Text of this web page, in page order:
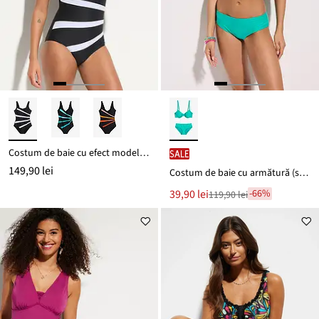
Costum de baie cu efect modelator puternic, cu inserții
149,90 lei
SALE
Costum de baie cu armătură (set/2 piese)
Noul
preț
39,90 lei
Reducere
119,90 lei
119,90 lei-66%